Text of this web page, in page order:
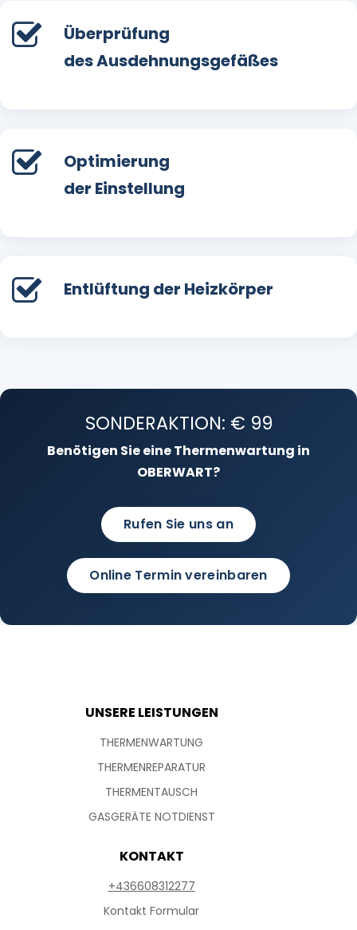
Überprüfung
des Ausdehnungsgefäßes
Optimierung
der Einstellung
Entlüftung der Heizkörper
SONDERAKTION: € 99
Benötigen Sie eine Thermenwartung in
OBERWART?
Rufen Sie uns an
Online Termin vereinbaren
UNSERE LEISTUNGEN
THERMENWARTUNG
THERMENREPARATUR
THERMENTAUSCH
GASGERÄTE NOTDIENST
KONTAKT
+436608312277
Kontakt Formular